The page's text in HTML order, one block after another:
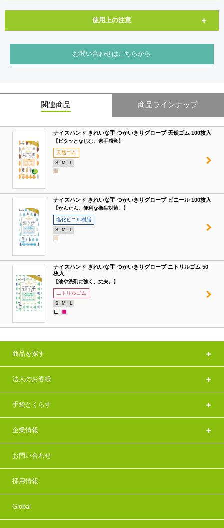
使用上の注意
お問い合わせはこちらから
関連商品 商品ラインナップ
ナイスハンド きれいな手 つかいきりグローブ 天然ゴム 100枚入
【ピタッとなじむ、素手感覚】
天然ゴム
S M
ナイスハンド きれいな手 つかいきりグローブ ビニール 100枚入
【かんたん、便利な衛生対策。】
塩化ビニル樹脂
S M
ナイスハンド きれいな手 つかいきりグローブ ニトリルゴム 50
枚入
【油や洗剤に強く、丈夫。】
ニトリルゴム
S M
商品を探す
法人のお客様
手袋とくらす
企業情報
お問い合わせ
採用情報
Global